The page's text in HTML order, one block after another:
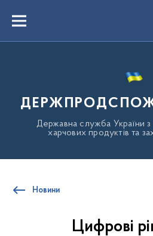
вмістуMenu
Державна служба України з
харчових продуктів та
Новини
Цифрові